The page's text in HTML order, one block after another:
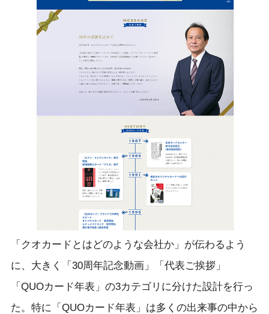
「クオカードとはどのような会社か」が伝わるよう
に、大きく「30周年記念動画」「代表ご挨拶」
「QUOカード年表」の3カテゴリに分けた設計を行っ
た。特に「QUOカード年表」は多くの出来事の中から